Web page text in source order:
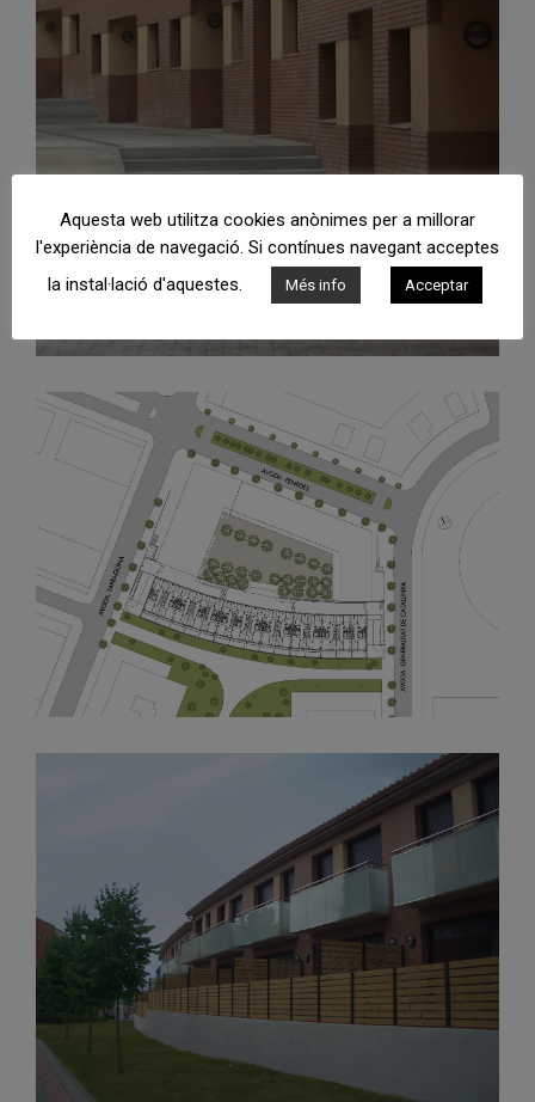
Aquesta web utilitza cookies anònimes per a millorar
l'experiència de navegació. Si contínues navegant acceptes
la instal·lació d'aquestes.
Més info Acceptar